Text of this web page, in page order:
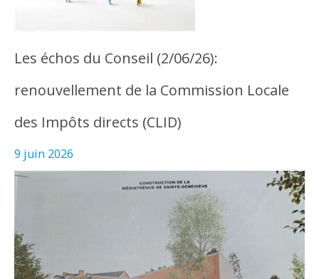
Les échos du Conseil (2/06/26):
renouvellement de la Commission Locale
des Impôts directs (CLID)
9 juin 2026